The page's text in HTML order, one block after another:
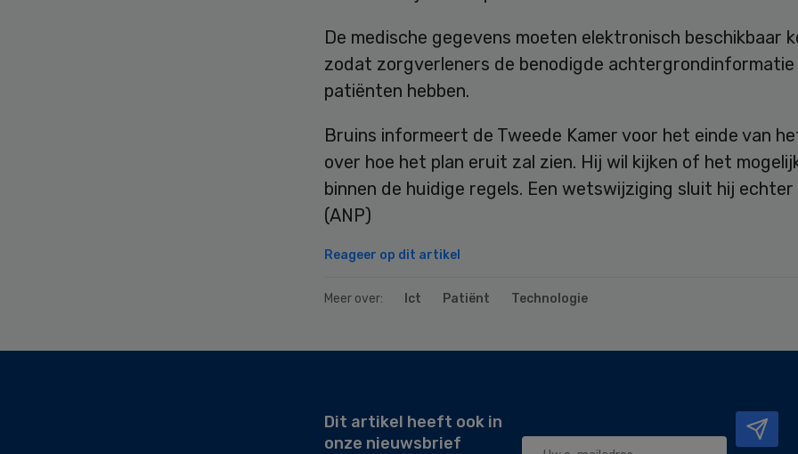
De medische gegevens moeten elektronisch beschikbaar
zodat zorgverleners de benodigde achtergrondinformatie
patiënten hebben.
Bruins informeert de Tweede Kamer voor het einde van
over hoe het plan eruit zal zien. Hij wil kijken of het
binnen de huidige regels. Een wetswijziging sluit hij
(ANP)
Reageer op dit artikel
Meer over: Ict Patiënt Technologie
Dit artikel heeft ook in
onze nieuwsbrief